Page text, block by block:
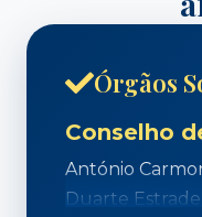
Órgãos
Conselho
António
Duarte Estrade